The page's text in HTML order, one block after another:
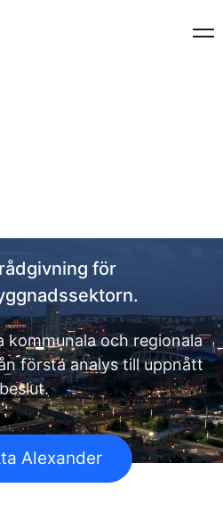
för
kommunala och regionala
första analys till uppnått
beslut.
Alexander